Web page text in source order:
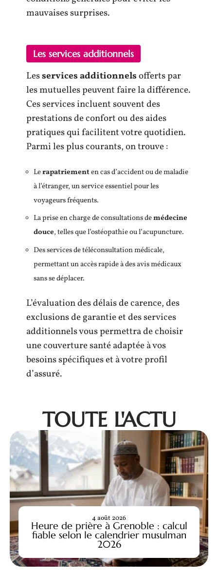
mauvaises surprises.
Les services additionnels
Lesservices additionnelsofferts par
les mutuelles peuvent faire la différence.
Ces services incluent souvent des
prestations de confort ou des aides
pratiques qui facilitent votre quotidien.
Parmi les plus courants, on trouve :
Lerapatriementen cas d’accident ou de maladie
à l’étranger, un service essentiel pour les
voyageurs fréquents.
La prise en charge de consultations demédecine
douce, telles que l’ostéopathie ou l’acupuncture.
Des services de téléconsultation médicale,
permettant un accès rapide à des avis médicaux
sans se déplacer.
L’évaluation des délais de carence, des
exclusions de garantie et des services
additionnels vous permettra de choisir
une couverture santé adaptée à vos
besoins spécifiques et à votre profil
d’assuré.
TOUTE L'ACTU
Heure de prière à Grenoble : calcul
fiable selon le calendrier musulman
2026
4 août 2026